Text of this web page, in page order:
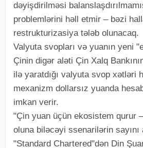
dəyişdirilməsi
problemlərini həll etmir – bəzi
restrukturizasiya tələb olunacaq.
Valyuta svopları və yuanın yeni
Çinin digər aləti Çin Xalq
ilə yaratdığı valyuta svop xətləri
mexanizm dollarsız yuanda
imkan verir.
"Çin yuan üçün ekosistem qurur
oluna biləcəyi ssenarilərin sayını
"Standard Chartered"dən Din